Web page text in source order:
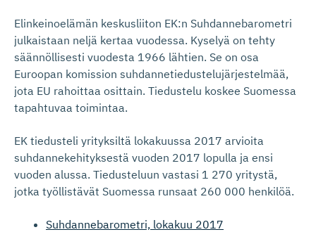
Elinkeinoelämän keskusliiton EK:n Suhdannebarometri
julkaistaan neljä kertaa vuodessa. Kyselyä on tehty
säännöllisesti vuodesta 1966 lähtien. Se on osa
Euroopan komission suhdannetiedustelujärjestelmää,
jota EU rahoittaa osittain. Tiedustelu koskee Suomessa
tapahtuvaa toimintaa.
EK tiedusteli yrityksiltä lokakuussa 2017 arvioita
suhdannekehityksestä vuoden 2017 lopulla ja ensi
vuoden alussa. Tiedusteluun vastasi 1 270 yritystä,
jotka työllistävät Suomessa runsaat 260 000 henkilöä.
Suhdannebarometri, lokakuu 2017